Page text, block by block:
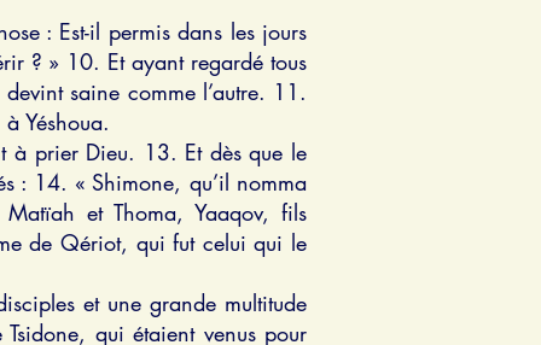
: Est-il permis dans les jours
? » 10. Et ayant regardé tous
saine comme l’autre. 11.
Yéshoua.
à prier Dieu. 13. Et dès que le
: 14. « Shimone, qu’il nomma
et Thoma, Yaaqov, fils
de Qériot, qui fut celui qui le
et une grande multitude
qui étaient venus pour